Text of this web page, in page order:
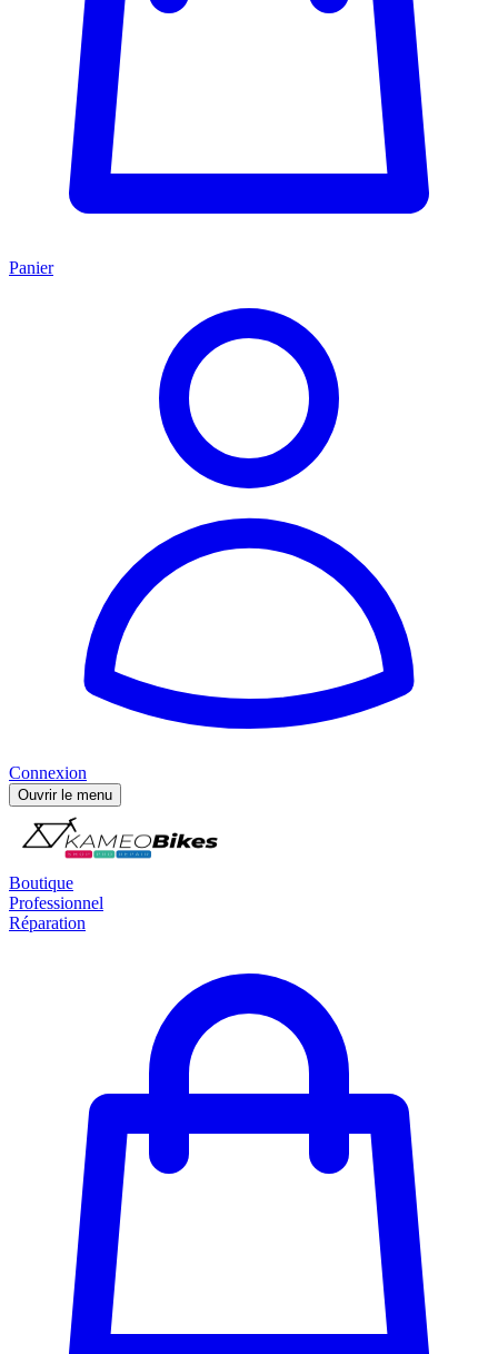
Panier
Connexion
Ouvrir le menu
Boutique
Professionnel
Réparation